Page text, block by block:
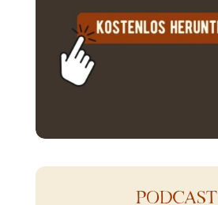
PODCAST